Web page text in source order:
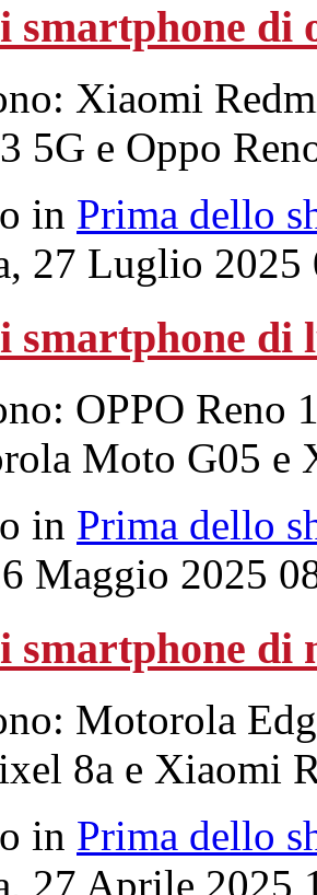
di
Xiaomi
5G e Oppo
in Prima dello
27 Luglio 2025
di
OPPO Reno
Moto G05 e
in Prima dello
Maggio 2025
di
Motorola
8a e Xiaomi
in Prima dello
27 Aprile 2025